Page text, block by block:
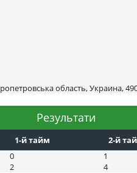
область, Украина,
Результати
1-й тайм
2-й
0
1
2 4